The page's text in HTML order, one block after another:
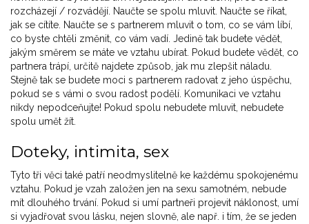
rozcházejí / rozvádějí. Naučte se spolu mluvit. Naučte se říkat,
jak se cítíte. Naučte se s partnerem mluvit o tom, co se vám líbí,
co byste chtěli změnit, co vám vadí. Jedině tak budete vědět,
jakým směrem se máte ve vztahu ubírat. Pokud budete vědět, co
partnera trápí, určitě najdete způsob, jak mu zlepšit náladu.
Stejně tak se budete moci s partnerem radovat z jeho úspěchu,
pokud se s vámi o svou radost podělí. Komunikaci ve vztahu
nikdy nepodceňujte! Pokud spolu nebudete mluvit, nebudete
spolu umět žít.
Doteky, intimita, sex
Tyto tři věci také patří neodmyslitelně ke každému spokojenému
vztahu. Pokud je vzah založen jen na sexu samotném, nebude
mít dlouhého trvání. Pokud si umí partneři projevit náklonost, umí
si vyjadřovat svou lásku, nejen slovně, ale např. i tím, že se jeden